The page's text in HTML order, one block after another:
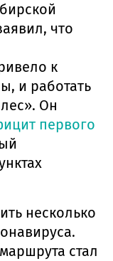
что
к
и работать
Он
первого
несколько
стал